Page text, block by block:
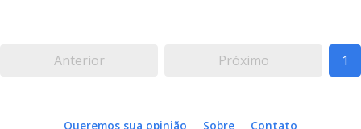
Anterior Próximo 1
Queremos sua opinião Sobre Contato